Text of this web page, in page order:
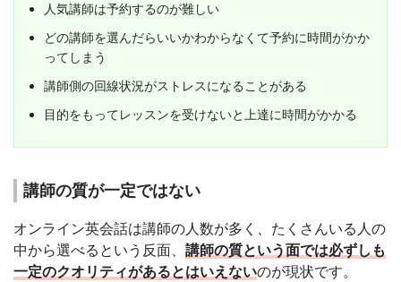
人気講師は予約するのが難しい
どの講師を選んだらいいかわからなくて予約に時間がかか
ってしまう
講師側の回線状況がストレスになることがある
目的をもってレッスンを受けないと上達に時間がかかる
講師の質が一定ではない
オンライン英会話は講師の人数が多く、たくさんいる人の
中から選べるという反面、 講師の質という面では必ずしも
一定のクオリティがあるとはいえないのが現状です。